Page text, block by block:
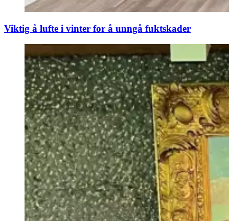
Viktig å lufte i vinter for å unngå fuktskader